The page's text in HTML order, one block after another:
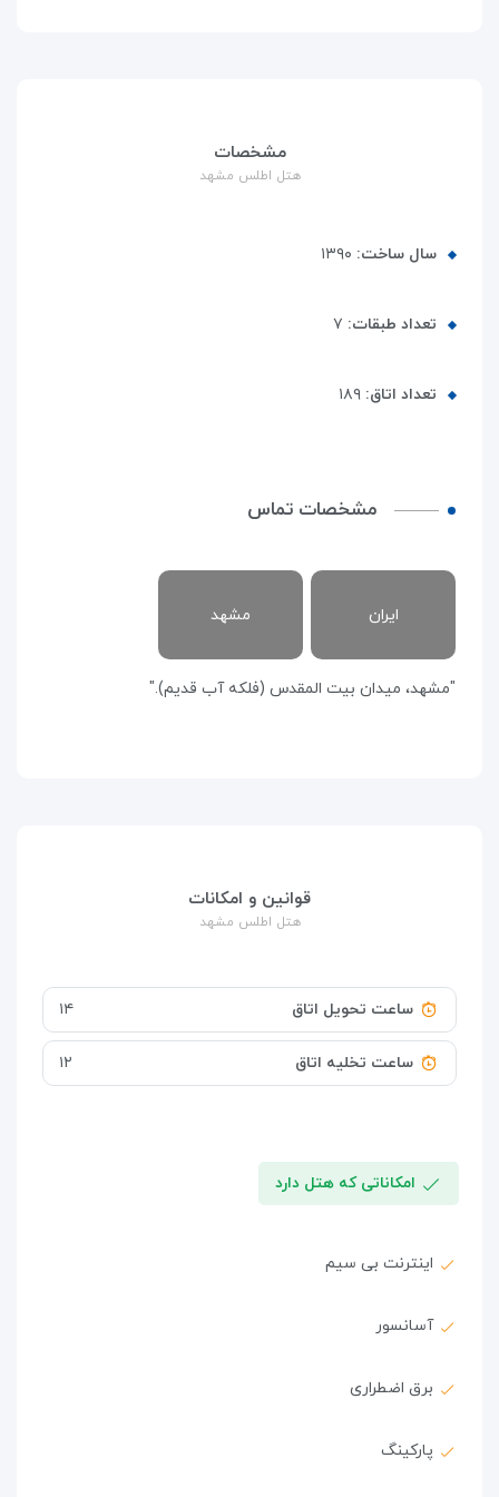
مشخصات
هتل اطلس مشهد
سال ساخت: ۱۳۹۰
تعداد طبقات: ۷
تعداد اتاق: ۱۸۹
مشخصات تماس
ایران مشهد
"مشهد، میدان بیت المقدس (فلکه آب قدیم)."
قوانین و امکانات
هتل اطلس مشهد
ساعت تحویل اتاق ۱۴
ساعت تخلیه اتاق ۱۲
امکاناتی که هتل دارد
اینترنت بی سیم
آسانسور
برق اضطراری
پارکینگ